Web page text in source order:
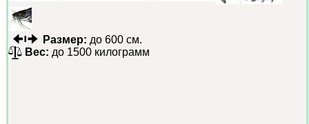
Размер: до 600 см.
Вес: до 1500 килограмм